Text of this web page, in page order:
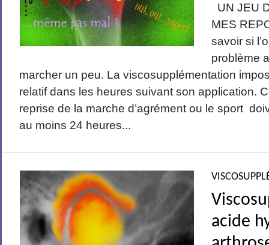
UN JEU
MES
savoir si
problème
marcher un peu. La viscosupplémentation
relatif dans les heures suivant son application.
reprise de la marche d’agrément ou le sport
au moins 24 heures...
acide